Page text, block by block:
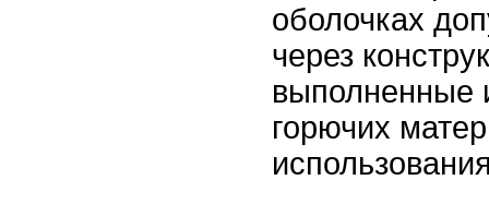
оболочках
через
выполненные
горючих